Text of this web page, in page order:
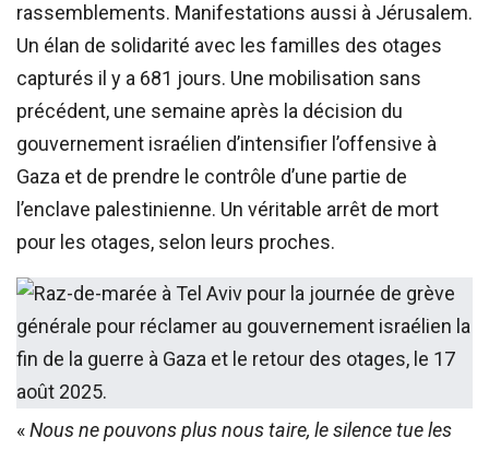
rassemblements. Manifestations aussi à Jérusalem.
Un élan de solidarité avec les familles des otages
capturés il y a 681 jours. Une mobilisation sans
précédent, une semaine après la décision du
gouvernement israélien d’intensifier l’offensive à
Gaza et de prendre le contrôle d’une partie de
l’enclave palestinienne. Un véritable arrêt de mort
pour les otages, selon leurs proches.
«Nous ne pouvons plus nous taire, le silence tue les